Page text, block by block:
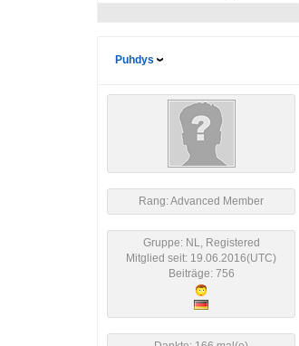
Puhdys
Rang: Advanced Member
Gruppe: NL, Registered
Mitglied seit: 19.06.2016(UTC)
Beiträge: 756